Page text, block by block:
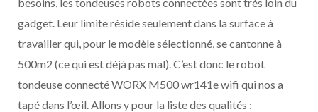
gadget. Leur limite réside seulement dans la surface à
travailler qui, pour le modèle sélectionné, se cantonne à
500m2 (ce qui est déjà pas mal). C’est donc le robot
tondeuse connecté WORX M500 wr141e wifi qui nos a
tapé dans l’œil. Allons y pour la liste des qualités :